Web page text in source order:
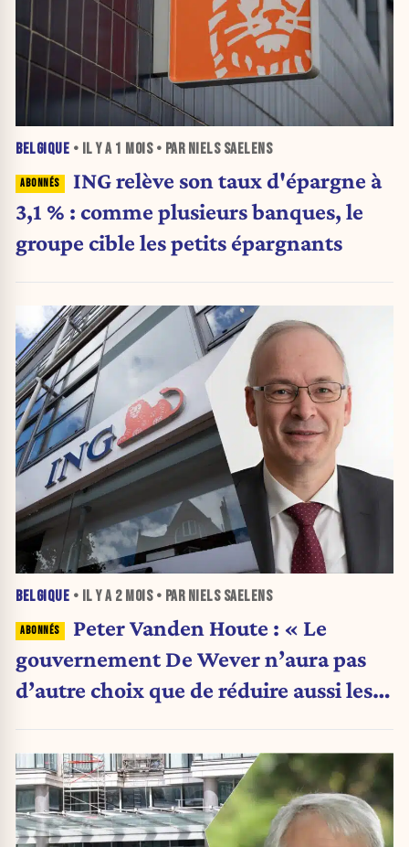
BELGIQUE • IL Y A 1 MOIS• PAR NIELS SAELENS
ING relève son taux d'épargne à
3,1 % : comme plusieurs banques, le
groupe cible les petits épargnants
BELGIQUE • IL Y A 2 MOIS• PAR NIELS SAELENS
Peter Vanden Houte : « Le
gouvernement De Wever n’aura pas
d’autre choix que de réduire aussi les